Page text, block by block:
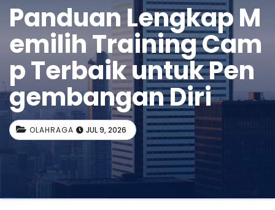
Panduan Lengkap M
emilih Training Cam
p Terbaik untuk Pen
gembangan Diri
OLAHRAGA JUL 9, 2026